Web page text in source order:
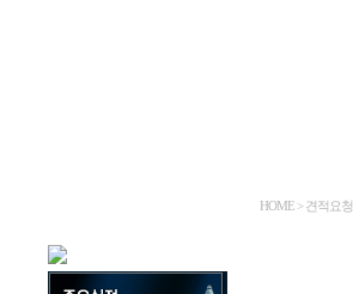
HOME > 견적요청